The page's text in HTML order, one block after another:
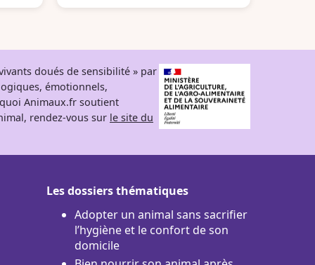
doués de sensibilité » par
émotionnels,
Animaux.fr soutient
rendez-vous sur le site du
Les dossiers thématiques
Adopter un animal sans sacrifier
l’hygiène et le confort de son
domicile